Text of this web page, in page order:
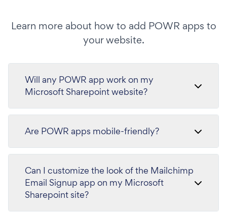
Learn more about how to add POWR apps to
your website.
Will any POWR app work on my
Microsoft Sharepoint website?
Are POWR apps mobile-friendly?
Can I customize the look of the Mailchimp
Email Signup app on my Microsoft
Sharepoint site?